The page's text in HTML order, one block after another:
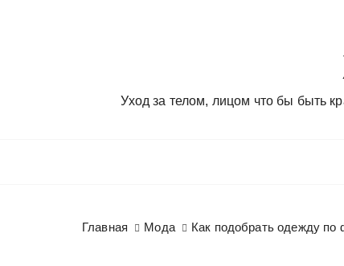
Уход за телом, лицом что бы быть
Главная Мода Как подобрать одежду по